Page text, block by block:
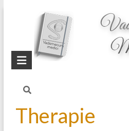
topheader
Startseite
Therapie